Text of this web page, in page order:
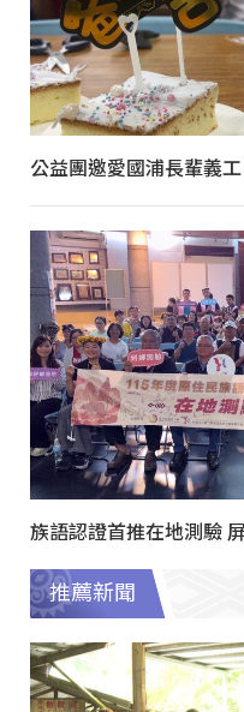
公益團邀愛國浦長輩義
族語認證首推在地測驗
推薦新聞